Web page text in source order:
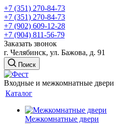
+7 (351) 270-84-73
+7 (351) 270-84-73
+7 (902) 609-12-28
+7 (904) 811-56-79
Заказать звонок
г. Челябинск, ул. Бажова, д. 91
Поиск
Входные и межкомнатные двери
Каталог
Межкомнатные двери